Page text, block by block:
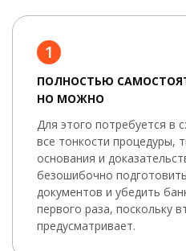
1
ПОЛНОСТЬЮ
НО МОЖНО
Для этого потребуется в
все тонкости процедуры,
основания и
безошибочно
документов и убедить
первого раза, поскольку
предусматривает.